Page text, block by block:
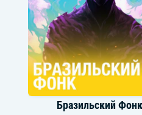
David Guetta
Бразильский Фонк